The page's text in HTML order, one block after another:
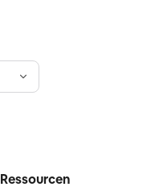
Ressourcen